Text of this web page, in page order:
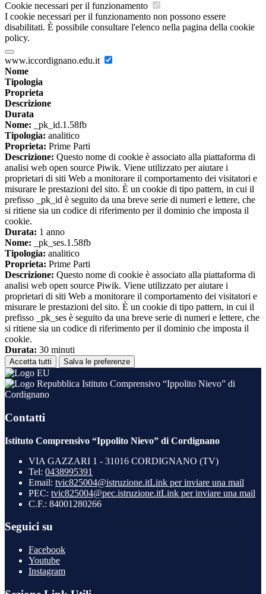
Cookie necessari per il funzionamento
I cookie necessari per il funzionamento non possono essere
disabilitati. È possibile consultare l'elenco nella pagina della cookie
policy.
www.iccordignano.edu.it
Nome
Tipologia
Proprieta
Descrizione
Durata
Nome: _pk_id.1.58fb
Tipologia: analitico
Proprieta: Prime Parti
Descrizione: Questo nome di cookie è associato alla piattaforma di
analisi web open source Piwik. Viene utilizzato per aiutare i
proprietari di siti Web a monitorare il comportamento dei visitatori e
misurare le prestazioni del sito. È un cookie di tipo pattern, in cui il
prefisso _pk_id è seguito da una breve serie di numeri e lettere, che
si ritiene sia un codice di riferimento per il dominio che imposta il
cookie.
Durata: 1 anno
Nome: _pk_ses.1.58fb
Tipologia: analitico
Proprieta: Prime Parti
Descrizione: Questo nome di cookie è associato alla piattaforma di
analisi web open source Piwik. Viene utilizzato per aiutare i
proprietari di siti Web a monitorare il comportamento dei visitatori e
misurare le prestazioni del sito. È un cookie di tipo pattern, in cui il
prefisso _pk_ses è seguito da una breve serie di numeri e lettere, che
si ritiene sia un codice di riferimento per il dominio che imposta il
cookie.
Durata: 30 minuti
Accetta tutti Salva le preferenze
Istituto Comprensivo “Ippolito Nievo” di
Cordignano
Contatti
Istituto Comprensivo “Ippolito Nievo” di Cordignano
VIA GAZZARI 1 - 31016 CORDIGNANO (TV)
Tel: 0438995391
Email: tvic825004@istruzione.itLink per inviare una mail
PEC: tvic825004@pec.istruzione.itLink per inviare una mail
C.F.: 84001280266
Seguici su
Facebook
Youtube
Instagram